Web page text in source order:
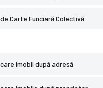
Carte Funciară Colectivă
imobil după adresă